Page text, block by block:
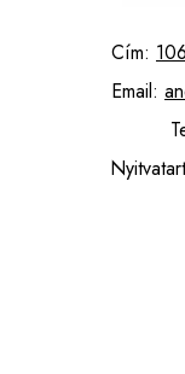
Cím:
Email: